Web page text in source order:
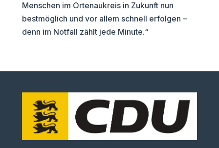
Menschen im Ortenaukreis in Zukunft nun
bestmöglich und vor allem schnell erfolgen –
denn im Notfall zählt jede Minute.“